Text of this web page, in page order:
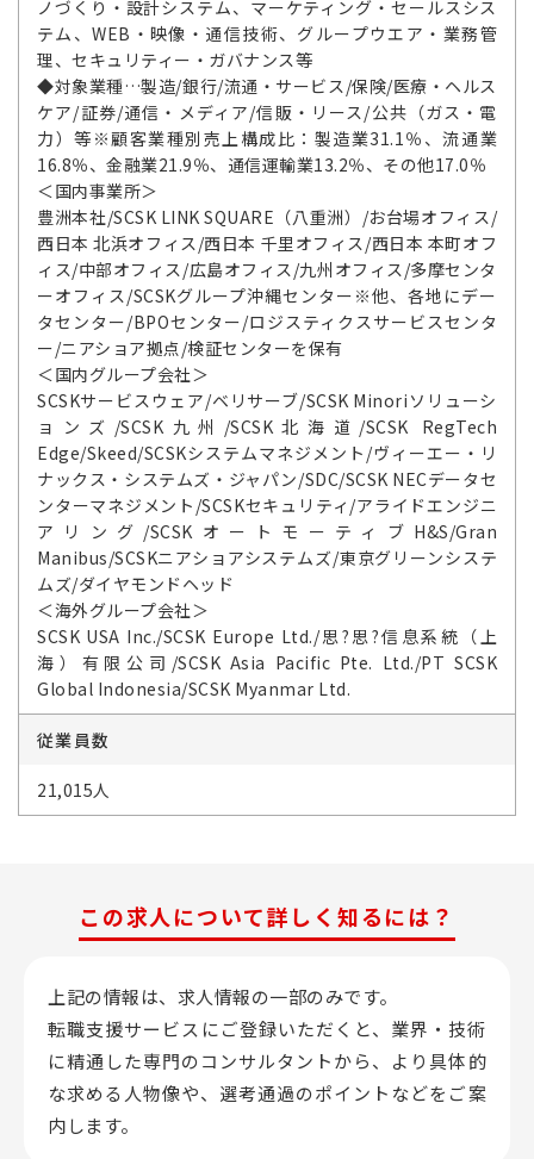
ノづくり・設計システム、マーケティング・セールスシス
テム、WEB・映像・通信技術、グループウエア・業務管
理、セキュリティー・ガバナンス等
◆対象業種…製造/銀行/流通・サービス/保険/医療・ヘルス
ケア/証券/通信・メディア/信販・リース/公共（ガス・電
力）等※顧客業種別売上構成比：製造業31.1％、流通業
16.8％、金融業21.9％、通信運輸業13.2％、その他17.0％
＜国内事業所＞
豊洲本社/SCSK LINK SQUARE（八重洲）/お台場オフィス/
西日本 北浜オフィス/西日本 千里オフィス/西日本 本町オフ
ィス/中部オフィス/広島オフィス/九州オフィス/多摩センタ
ーオフィス/SCSKグループ沖縄センター※他、各地にデー
タセンター/BPOセンター/ロジスティクスサービスセンタ
ー/ニアショア拠点/検証センターを保有
＜国内グループ会社＞
SCSKサービスウェア/ベリサーブ/SCSK Minoriソリューシ
ョンズ/SCSK九州/SCSK北海道/SCSK RegTech
Edge/Skeed/SCSKシステムマネジメント/ヴィーエー・リ
ナックス・システムズ・ジャパン/SDC/SCSK NECデータセ
ンターマネジメント/SCSKセキュリティ/アライドエンジニ
アリング/SCSKオートモーティブH&S/Gran
Manibus/SCSKニアショアシステムズ/東京グリーンシステ
ムズ/ダイヤモンドヘッド
＜海外グループ会社＞
SCSK USA Inc./SCSK Europe Ltd./思?思?信息系統（上
海）有限公司/SCSK Asia Pacific Pte. Ltd./PT SCSK
Global Indonesia/SCSK Myanmar Ltd.
従業員数
21,015人
この求人について詳しく知るには？
上記の情報は、求人情報の一部のみです。
転職支援サービスにご登録いただくと、業界・技術
に精通した専門のコンサルタントから、 より具体的
な求める人物像や、選考通過のポイントなどをご案
内します。